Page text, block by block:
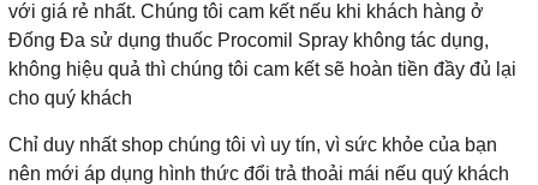
với giá rẻ nhất. Chúng tôi cam kết nếu khi khách hàng ở
Đống Đa sử dụng thuốc Procomil Spray không tác dụng,
không hiệu quả thì chúng tôi cam kết sẽ hoàn tiền đầy đủ lại
cho quý khách
Chỉ duy nhất shop chúng tôi vì uy tín, vì sức khỏe của bạn
nên mới áp dụng hình thức đổi trả thoải mái nếu quý khách